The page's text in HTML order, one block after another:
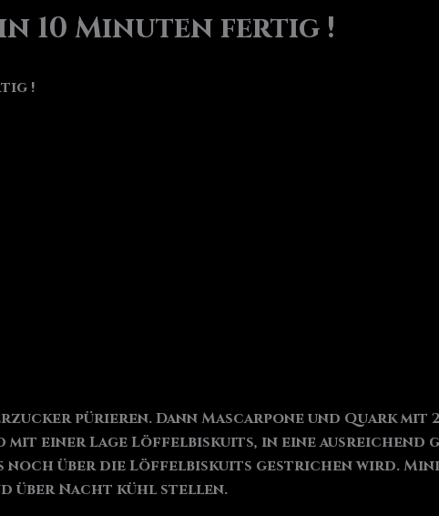
10 Minuten fertig !
!
pürieren. Dann Mascarpone und Quark mit
mit einer Lage Löffelbiskuits, in eine
noch über die Löffelbiskuits gestrichen wird.
über Nacht kühl stellen.